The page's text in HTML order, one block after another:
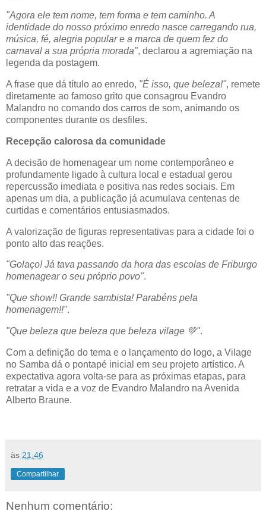
"Agora ele tem nome, tem forma e tem caminho. A
identidade do nosso próximo enredo nasce carregando rua,
música, fé, alegria popular e a marca de quem fez do
carnaval a sua própria morada", declarou a agremiação na
legenda da postagem.
A frase que dá título ao enredo, "É isso, que beleza!", remete
diretamente ao famoso grito que consagrou Evandro
Malandro no comando dos carros de som, animando os
componentes durante os desfiles.
Recepção calorosa da comunidade
A decisão de homenagear um nome contemporâneo e
profundamente ligado à cultura local e estadual gerou
repercussão imediata e positiva nas redes sociais. Em
apenas um dia, a publicação já acumulava centenas de
curtidas e comentários entusiasmados.
A valorização de figuras representativas para a cidade foi o
ponto alto das reações.
"Golaço! Já tava passando da hora das escolas de Friburgo
homenagear o seu próprio povo".
"Que show!! Grande sambista! Parabéns pela
homenagem!!".
"Que beleza que beleza que beleza vilage 💚".
Com a definição do tema e o lançamento do logo, a Vilage
no Samba dá o pontapé inicial em seu projeto artístico. A
expectativa agora volta-se para as próximas etapas, para
retratar a vida e a voz de Evandro Malandro na Avenida
Alberto Braune.
às 21:46
Compartilhar
Nenhum comentário: